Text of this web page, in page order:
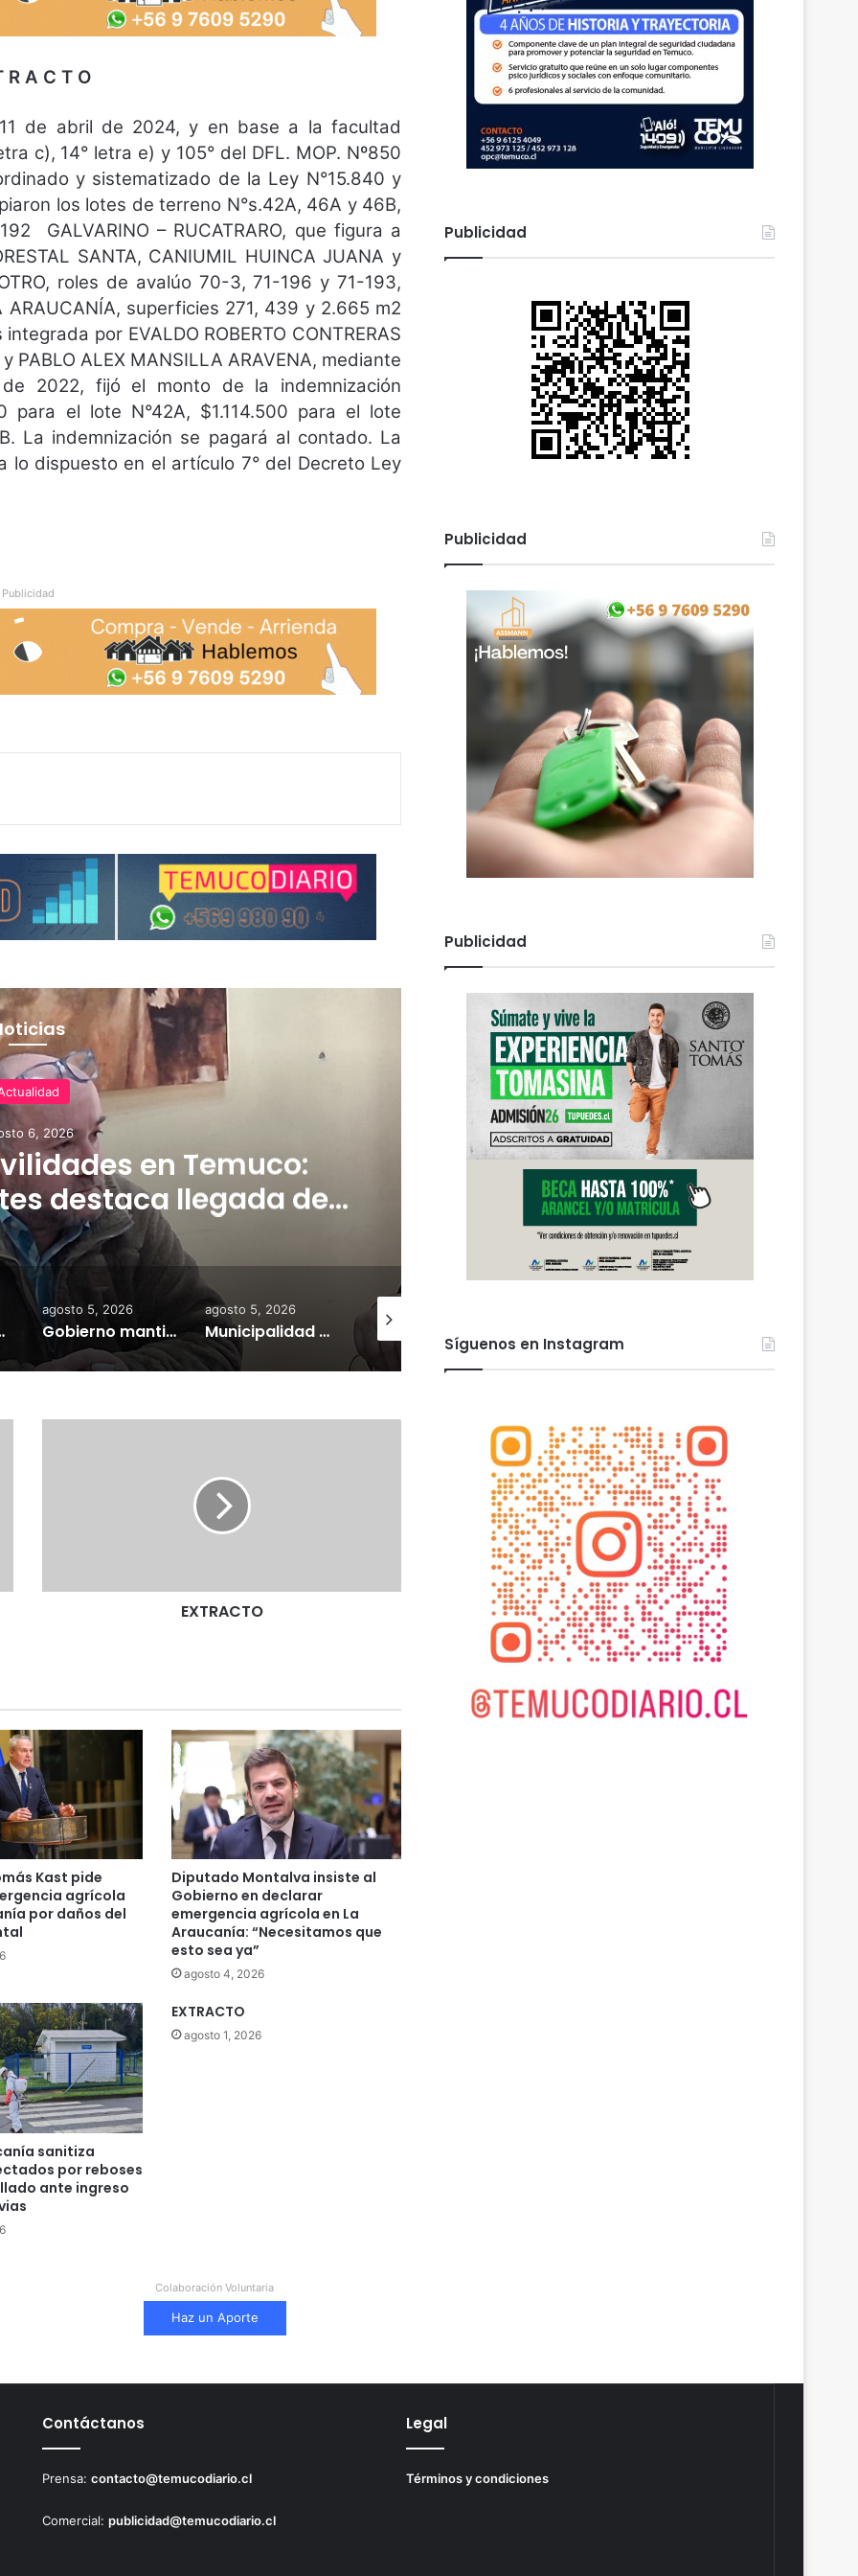
R A C T O
de abril de 2024, y en base a la facultad
c), 14° letra e) y 105° del DFL. MOP. Nº850
y sistematizado de la Ley N°15.840 y
los lotes de terreno N°s.42A, 46A y 46B,
GALVARINO – RUCATRARO, que figura a
SANTA, CANIUMIL HUINCA JUANA y
roles de avalúo 70-3, 71-196 y 71-193,
ARAUCANÍA, superficies 271, 439 y 2.665 m2
por EVALDO ROBERTO CONTRERAS
PABLO ALEX MANSILLA ARAVENA, mediante
2022, fijó el monto de la indemnización
el lote N°42A, $1.114.500 para el lote
La indemnización se pagará al contado. La
lo dispuesto en el artículo 7° del Decreto Ley
Publicidad
6, 2026
en Temuco:
destaca llegada de
más accesibles y
de seguridad
PDI Temuco llama a
robados para proteger
personal y combatir el
y combatir el mercado ilegal
agosto 5, 2026
Gobierno mantiene despliegue regional y refuerza la ayuda en las comunas afectadas por el sistema frontal
agosto 5, 2026
Municipalidad de Temuco y Ejército de Chile entregan 130 fardos de alimento animal donados por Sofo para damnificados de sectores rurales
agosto 7, 2026
EXTRACTO
Kast pide
agrícola
por daños del
Diputado Montalva insiste al
Gobierno en declarar
emergencia agrícola en La
Araucanía: “Necesitamos que
esto sea ya”
agosto 4, 2026
sanitiza
por reboses
ante ingreso
EXTRACTO
agosto 1, 2026
Publicidad
Publicidad
Publicidad
Síguenos en Instagram
Colaboración Voluntaria
Haz un Aporte
Contáctanos
Prensa:contacto@temucodiario.cl
Comercial:publicidad@temucodiario.cl
Legal
Términos y condiciones